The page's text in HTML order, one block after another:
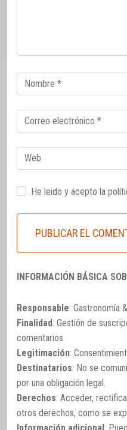
Correo
electrónico
Correo
electrónico
Web
He leido y acepto la
INFORMACIÓN BÁSICA
Responsable: Gastronomía
Finalidad: Gestión de
comentarios
Legitimación:
Destinatarios: No se
por una obligación legal.
Derechos: Acceder,
otros derechos, como se